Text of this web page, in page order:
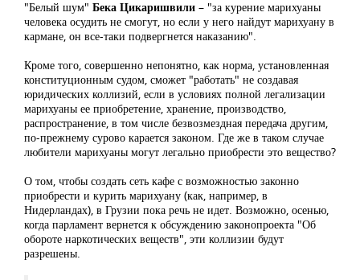
"Белый шум" Бека Цикаришвили – "за курение марихуаны
человека осудить не смогут, но если у него найдут марихуану в
кармане, он все-таки подвергнется наказанию".
Кроме того, совершенно непонятно, как норма, установленная
конституционным судом, сможет "работать" не создавая
юридических коллизий, если в условиях полной легализации
марихуаны ее приобретение, хранение, производство,
распространение, в том числе безвозмездная передача другим,
по-прежнему сурово карается законом. Где же в таком случае
любители марихуаны могут легально приобрести это вещество?
О том, чтобы создать сеть кафе с возможностью законно
приобрести и курить марихуану (как, например, в
Нидерландах), в Грузии пока речь не идет. Возможно, осенью,
когда парламент вернется к обсуждению законопроекта "Об
обороте наркотических веществ", эти коллизии будут
разрешены.